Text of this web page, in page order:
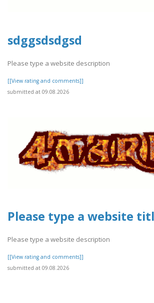
sdggsdsdgsd
Please type a website description
[[View rating and comments]]
submitted at 09.08.2026
Please type a website
Please type a website description
[[View rating and comments]]
submitted at 09.08.2026